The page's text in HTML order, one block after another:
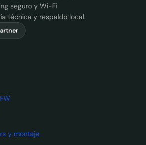
seguro y Wi-Fi
técnica y respaldo local.
y montaje